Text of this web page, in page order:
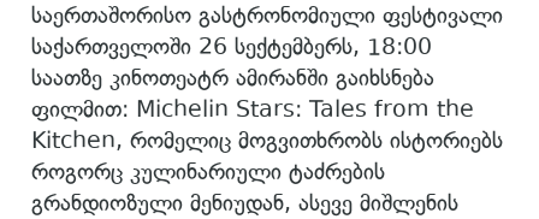
საერთაშორისო გასტრონომიული ფესტივალი
საქართველოში 26 სექტემბერს, 18:00
საათზე კინოთეატრ ამირანში გაიხსნება
ფილმით: Michelin Stars: Tales from the
Kitchen, რომელიც მოგვითხრობს ისტორიებს
როგორც კულინარიული ტაძრების
გრანდიოზული მენიუდან, ასევე მიშლენის